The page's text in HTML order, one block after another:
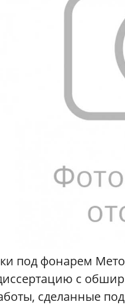
под фонарем
с
сделанные